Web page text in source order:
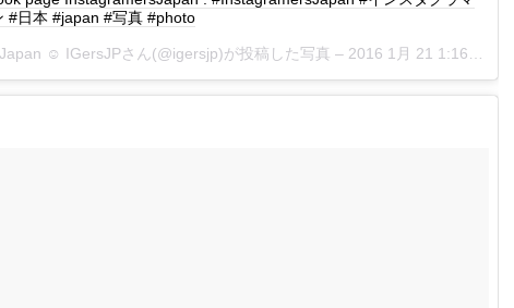
#日本 #japan #写真 #photo
☺︎ IGersJPさん(@igersjp)が投稿した写真 – 2016 1月 21 1:16午前 PST